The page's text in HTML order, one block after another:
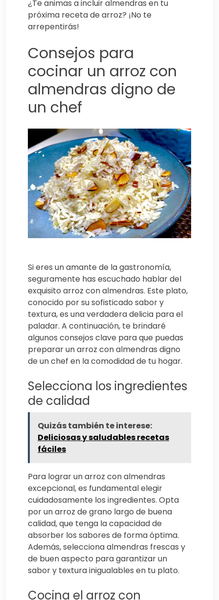
¿Te animas a incluir almendras en tu
próxima receta de arroz? ¡No te
arrepentirás!
Consejos para
cocinar un arroz con
almendras digno de
un chef
Si eres un amante de la gastronomía,
seguramente has escuchado hablar del
exquisito arroz con almendras. Este plato,
conocido por su sofisticado sabor y
textura, es una verdadera delicia para el
paladar. A continuación, te brindaré
algunos consejos clave para que puedas
preparar un arroz con almendras digno
de un chef en la comodidad de tu hogar.
Selecciona los ingredientes
de calidad
Quizás también te interese:
Deliciosas y saludables recetas
fáciles
Para lograr un arroz con almendras
excepcional, es fundamental elegir
cuidadosamente los ingredientes. Opta
por un arroz de grano largo de buena
calidad, que tenga la capacidad de
absorber los sabores de forma óptima.
Además, selecciona almendras frescas y
de buen aspecto para garantizar un
sabor y textura inigualables en tu plato.
Cocina el arroz con